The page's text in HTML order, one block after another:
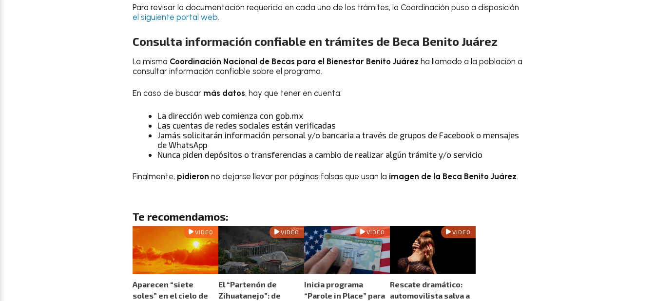
Para revisar la documentación requerida en cada uno de los trámites, la Coordinación puso a disposición
el siguiente portal web.
Consulta información confiable en trámites de Beca Benito Juárez
La misma Coordinación Nacional de Becas para el Bienestar Benito Juárez ha llamado a la población a
consultar información confiable sobre el programa.
En caso de buscar más datos, hay que tener en cuenta:
La dirección web comienza con gob.mx
Las cuentas de redes sociales están verificadas
Jamás solicitarán información personal y/o bancaria a través de grupos de Facebook o mensajes
de WhatsApp
Nunca piden depósitos o transferencias a cambio de realizar algún trámite y/o servicio
Finalmente, pidieron no dejarse llevar por páginas falsas que usan la imagen de la Beca Benito Juárez.
Te recomendamos:
VIDEO
Aparecen “siete
soles” en el cielo de
VIDEO
El “Partenón de
Zihuatanejo”: de
VIDEO
Inicia programa
“Parole in Place” para
VIDEO
Rescate dramático:
automovilista salva a